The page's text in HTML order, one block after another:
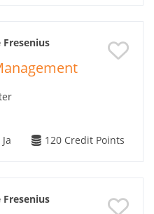
Fresenius
Ja 120 Credit Points
Fresenius